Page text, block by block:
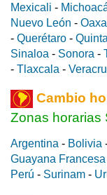
Mexicali -
Nuevo León -
- Querétaro -
Sinaloa - Sonora -
- Tlaxcala -
Cambio
Zonas horarias
Argentina - Bolivia
Guayana Francesa
Perú - Surinam -